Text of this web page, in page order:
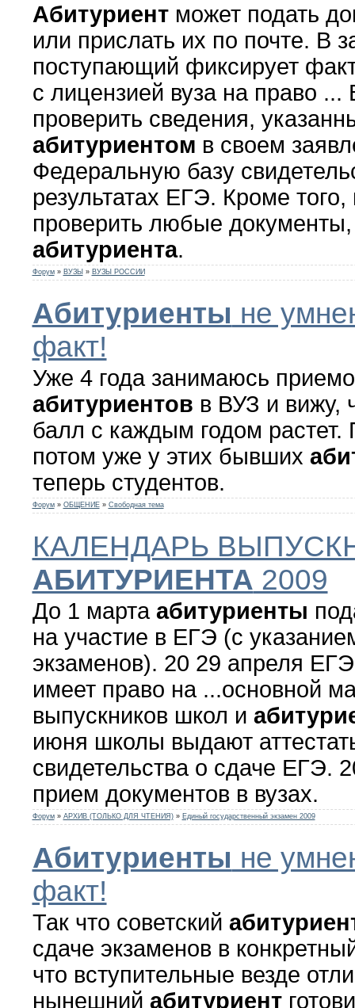
Абитуриентможет подать
или прислать их по почте. В
поступающий фиксирует
с лицензией вуза на право
проверить сведения,
абитуриентом в своем
Федеральную базу
результатах ЕГЭ. Кроме того,
проверить любые
абитуриента.
Форум » ВУЗЫ » ВУЗЫ РОССИИ
Абитуриенты не
факт!
Уже 4 года занимаюсь
абитуриентов в ВУЗ и вижу,
балл с каждым годом
потом уже у этих бывших
теперь студентов.
Форум » ОБЩЕНИЕ » Свободная тема
КАЛЕНДАРЬ
АБИТУРИЕНТА 2009
До 1 марта абитуриенты
на участие в ЕГЭ (с
экзаменов). 20 29 апреля
имеет право на ...основной
выпускников школ и
июня школы выдают
свидетельства о сдаче ЕГЭ.
прием документов в вузах.
Форум » АРХИВ (ТОЛЬКО ДЛЯ ЧТЕНИЯ) » Единый государственный экзамен 2009
Абитуриенты не
факт!
Так что советский
сдаче экзаменов в
что вступительные везде
нынешний абитуриент